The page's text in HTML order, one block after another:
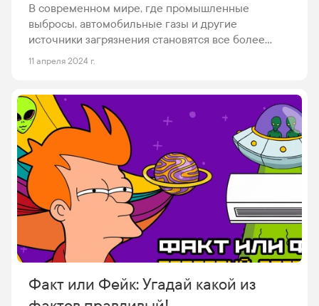
В современном мире, где промышленные
выбросы, автомобильные газы и другие
источники загрязнения становятся все более
актуальной проблемой, вопрос обеспечения
Чистый воздух не просто улучшает наше
самочувствие, он жизненно необходим для
поддержания здоровья, предотвращения
респираторных и других заболеваний. Именно
поэтому разработка и усовершенствование
очистителей воздуха стали значимой частью
научных исследований и технологических
инноваций последних десятилетий.
11 апреля 2024 г.
Факт или Фейк: Угадай какой из